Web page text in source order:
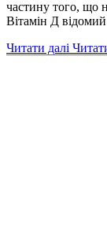
частину того, що
Вітамін Д
Читати далі